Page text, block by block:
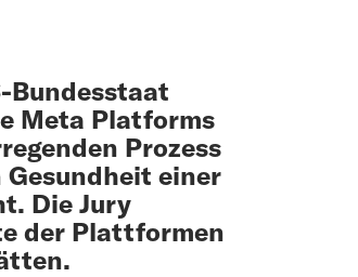
Bundesstaat
Meta Platforms
Prozess
einer
Die Jury
der Plattformen